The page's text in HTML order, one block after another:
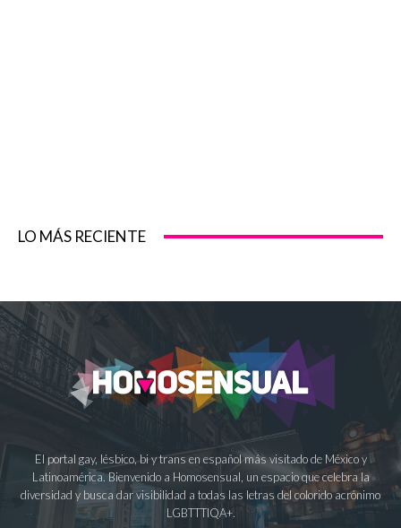
LO MÁS RECIENTE
El portal gay, lésbico, bi y trans en español más visitado de México y
Latinoamérica. Bienvenido a Homosensual, un espacio que celebra la
diversidad y busca dar visibilidad a todas las letras del colorido acrónimo
LGBTTTIQA+.